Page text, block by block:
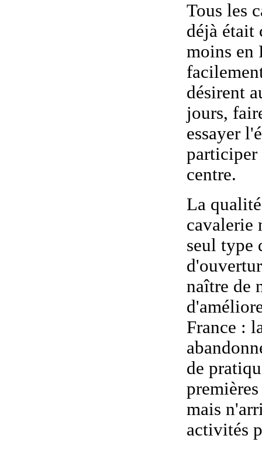
Tous les
déjà était
moins en
désirent
jours,
essayer
participer
centre.
La
cavalerie
seul type
naître de
France :
de
mais
activités